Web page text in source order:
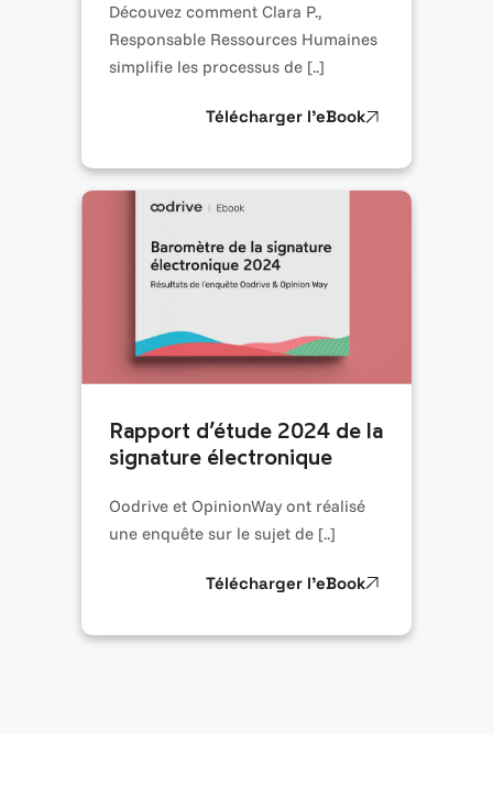
Découvez comment Clara P.,
Responsable Ressources Humaines
simplifie les processus de [..]
Télécharger l’eBook
Rapport d’étude 2024 de la
signature électronique
Oodrive et OpinionWay ont réalisé
une enquête sur le sujet de [..]
Télécharger l’eBook